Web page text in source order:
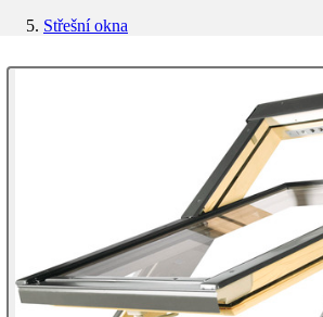
Střešní okna